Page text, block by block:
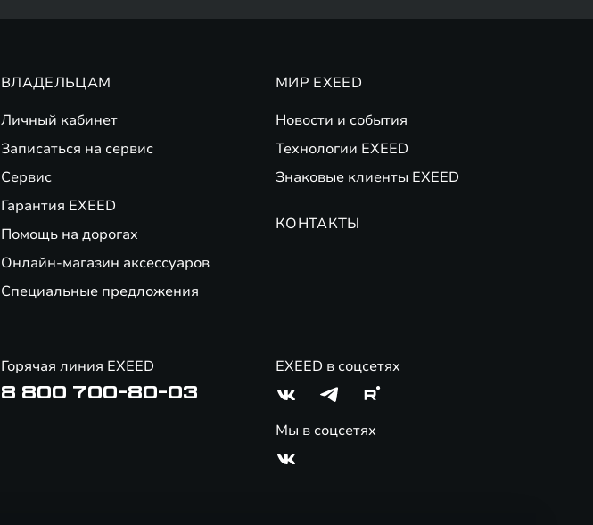
ВЛАДЕЛЬЦАМ
Личный кабинет
Записаться на сервис
Сервис
Гарантия EXEED
Помощь на дорогах
Онлайн-магазин аксессуаров
Специальные предложения
МИР EXEED
Новости и события
Технологии EXEED
Знаковые клиенты EXEED
КОНТАКТЫ
Горячая линия EXEED
8 800 700-80-03
EXEED в соцсетях
Мы в соцсетях